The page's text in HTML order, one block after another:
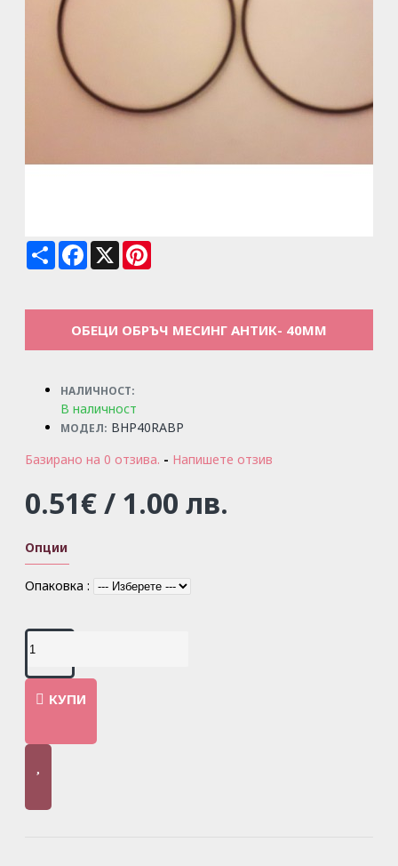
Share Facebook
X
ОБЕЦИ ОБРЪЧ МЕСИНГ АНТИК- 40ММ
НАЛИЧНОСТ:
В наличност
МОДЕЛ: BHP40RABP
Базирано на 0 отзива. - Напишете отзив
0.51€ / 1.00 лв.
Опции
Опаковка :
КУПИ